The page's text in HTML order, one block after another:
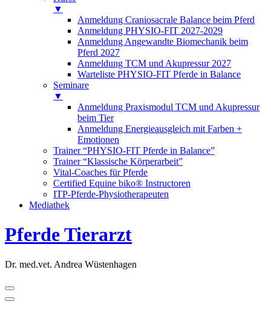
▼
Anmeldung Craniosacrale Balance beim Pferd
Anmeldung PHYSIO-FIT 2027-2029
Anmeldung Angewandte Biomechanik beim
Pferd 2027
Anmeldung TCM und Akupressur 2027
Warteliste PHYSIO-FIT Pferde in Balance
Seminare
▼
Anmeldung Praxismodul TCM und Akupressur
beim Tier
Anmeldung Energieausgleich mit Farben +
Emotionen
Trainer “PHYSIO-FIT Pferde in Balance”
Trainer “Klassische Körperarbeit”
Vital-Coaches für Pferde
Certified Equine biko® Instructoren
ITP-Pferde-Physiotherapeuten
Mediathek
Pferde Tierarzt
Dr. med.vet. Andrea Wüstenhagen